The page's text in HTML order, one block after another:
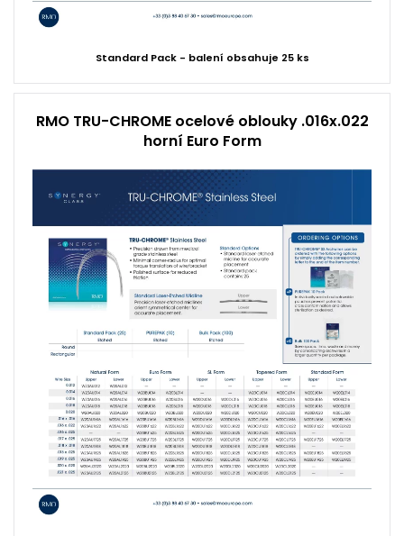
Standard Pack - balení obsahuje 25 ks
RMO TRU-CHROME ocelové oblouky .016x.022
horní Euro Form